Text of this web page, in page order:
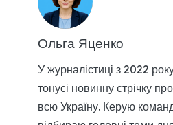
Ольга Яценко
У журналістиці з 2022
тонусі новинну стрічку
всю Україну. Керую